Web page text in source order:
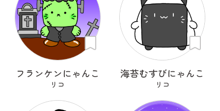
フランケンにゃんこ
リコ
海苔むすびにゃんこ
リコ